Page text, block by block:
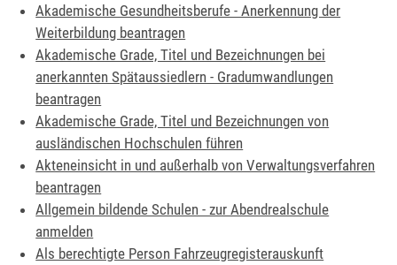
Akademische Gesundheitsberufe - Anerkennung der
Weiterbildung beantragen
Akademische Grade, Titel und Bezeichnungen bei
anerkannten Spätaussiedlern - Gradumwandlungen
beantragen
Akademische Grade, Titel und Bezeichnungen von
ausländischen Hochschulen führen
Akteneinsicht in und außerhalb von Verwaltungsverfahren
beantragen
Allgemein bildende Schulen - zur Abendrealschule
anmelden
Als berechtigte Person Fahrzeugregisterauskunft